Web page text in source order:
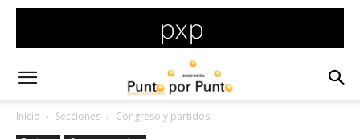
Inicio Secciones Congreso y partidos